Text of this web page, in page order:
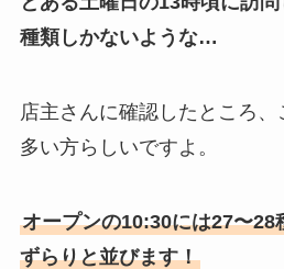
種類しかないような…
店主さんに確認したところ
多い方らしいですよ。
オープンの10:30には27〜28
ずらりと並びます！